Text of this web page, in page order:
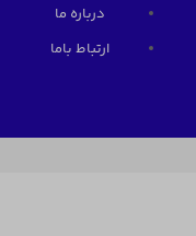
درباره ما
ارتباط باما